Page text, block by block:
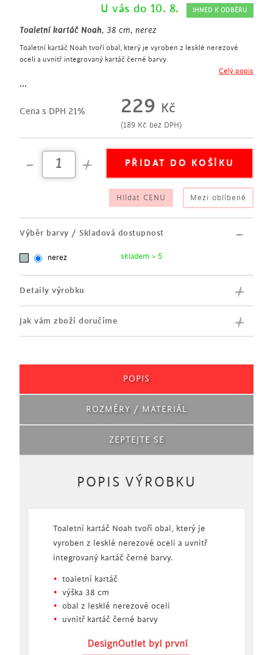
U vás do 10. 8. IHNED K ODBĚRU
Toaletní kartáč Noah, 38 cm, nerez
Toaletní kartáč Noah tvoří obal, který je vyroben z lesklé nerezové
oceli a uvnitř integrovaný kartáč černé barvy.
uvnitř kartáč černé barvy
...
Celý popis
Cena s DPH 21% 229 Kč
(189 Kč bez DPH)
Hlídat CENU Mezi oblíbené
Výběr barvy / Skladová dostupnost
nerez skladem > 5
Detaily výrobku
Jak vám zboží doručíme
POPIS
ROZMĚRY / MATERIÁL
ZEPTEJTE SE
POPIS VÝROBKU
Toaletní kartáč Noah tvoří obal, který je
vyroben z lesklé nerezové oceli a uvnitř
integrovaný kartáč černé barvy.
toaletní kartáč
výška 38 cm
obal z lesklé nerezové oceli
uvnitř kartáč černé barvy